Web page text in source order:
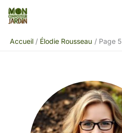
Aller
Accueil
Élodie Rousseau Page 5